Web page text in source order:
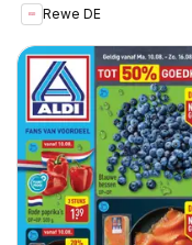
Rewe DE